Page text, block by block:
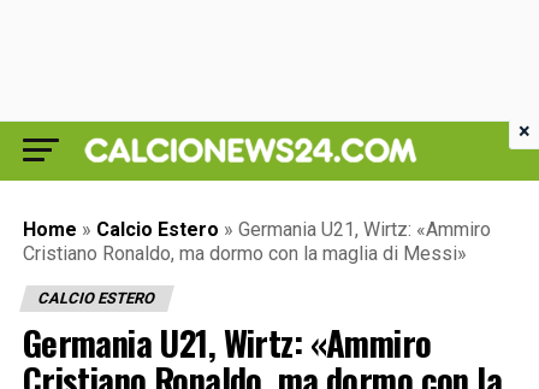
Home » Calcio Estero » Germania U21, Wirtz: «Ammiro
Cristiano Ronaldo, ma dormo con la maglia di Messi»
CALCIO ESTERO
Germania U21, Wirtz: «Ammiro
×